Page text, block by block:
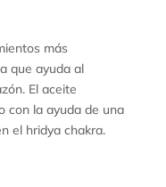
más
que ayuda al
El aceite
con la ayuda de una
el hridya chakra.